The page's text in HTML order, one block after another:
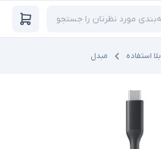
بلا استفاده مبدل